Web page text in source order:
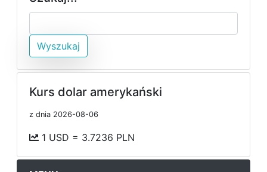
Wyszukaj
Kurs dolar amerykański
z dnia 2026-08-06
1 USD = 3.7236 PLN